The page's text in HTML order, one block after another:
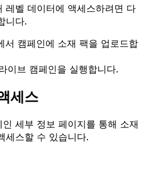
레벨 데이터에 액세스하려면 다
니다.
캠페인에 소재 팩을 업로드합
이브 캠페인을 실행합니다.
세스
세부 정보 페이지를 통해 소재
세스할 수 있습니다.